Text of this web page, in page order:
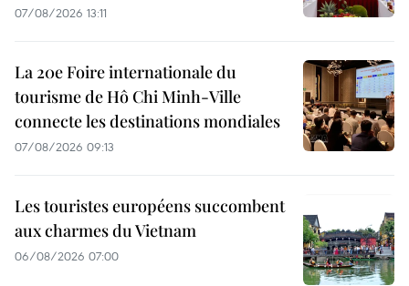
07/08/2026 13:11
La 20e Foire internationale du
tourisme de Hô Chi Minh-Ville
connecte les destinations mondiales
07/08/2026 09:13
Les touristes européens succombent
aux charmes du Vietnam
06/08/2026 07:00